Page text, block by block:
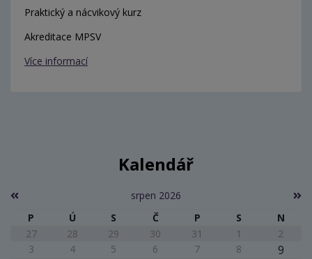
Praktický a nácvikový kurz
Akreditace MPSV
Více informací
Kalendář
srpen 2026
P
Ú S Č P S
N
27
28 29 30 31 1
2
3
4 5 6 7 8 9